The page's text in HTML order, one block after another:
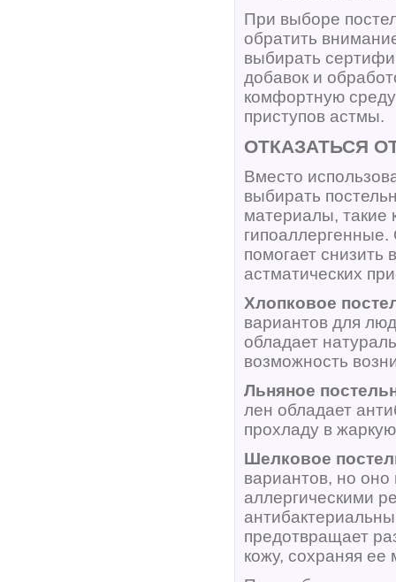
При выборе
обратить
выбирать
добавок и
комфортную
приступов астмы.
ОТКАЗАТЬСЯ
Вместо
выбирать
материалы, такие
помогает снизить
астматических
Хлопковое
вариантов для
обладает
возможность
Льняное
лен обладает
прохладу в
Шелковое
вариантов, но
аллергическими
предотвращает
кожу, сохраняя ее